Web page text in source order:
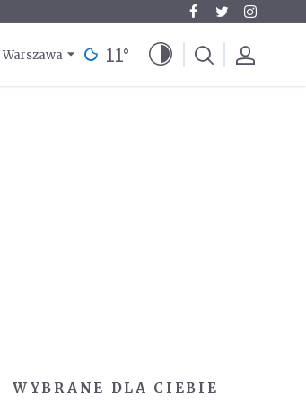
Warszawa 11°
WYBRANE DLA CIEBIE